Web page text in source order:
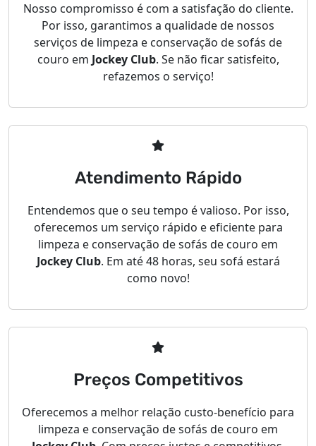
Nosso compromisso é com a satisfação do cliente.
Por isso, garantimos a qualidade de nossos
serviços de limpeza e conservação de sofás de
couro em Jockey Club. Se não ficar satisfeito,
refazemos o serviço!
Atendimento Rápido
Entendemos que o seu tempo é valioso. Por isso,
oferecemos um serviço rápido e eficiente para
limpeza e conservação de sofás de couro em
Jockey Club. Em até 48 horas, seu sofá estará
como novo!
Preços Competitivos
Oferecemos a melhor relação custo-benefício para
limpeza e conservação de sofás de couro em